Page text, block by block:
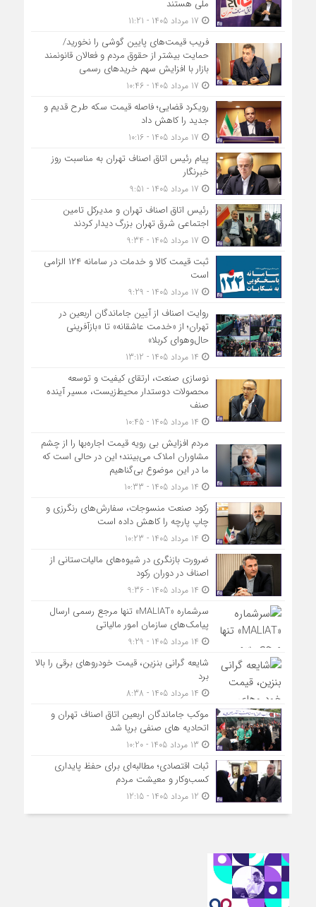
ملی هستند
فریب قیمت‌های پایین گوشی را نخورید/
حمایت بیشتر از حقوق مردم و فعالان قانونمند
بازار با افزایش سهم خریدهای رسمی
رویکرد قضایی؛ فاصله قیمت سکه طرح قدیم و
جدید را کاهش داد
پیام رئیس اتاق اصناف تهران به مناسبت روز
خبرنگار
رئیس اتاق اصناف تهران و مدیرکل تامین
اجتماعی شرق تهران بزرگ دیدار کردند
ثبت قیمت کالا و خدمات در سامانه ۱۲۴ الزامی
است
روایت اصناف از آیین جاماندگان اربعین در
تهران؛ از «خدمت عاشقانه» تا «بازآفرینی
حال‌وهوای کربلا»
نوسازی صنعت، ارتقای کیفیت و توسعه
محصولات دوستدار محیط‌زیست، مسیر آینده
صنف
مردم افزایش بی رویه قیمت اجاره‌بها را از چشم
مشاوران املاک می‌بینند؛ این در حالی است که
ما در این موضوع بی‌گناهیم
رکود صنعت منسوجات، سفارش‌های رنگرزی و
چاپ پارچه را کاهش داده است
ضرورت بازنگری در شیوه‌های مالیات‌ستانی از
اصناف در دوران رکود
سرشماره «MALIAT» تنها مرجع رسمی ارسال
پیامک‌های سازمان امور مالیاتی
شایعه گرانی بنزین، قیمت خودروهای برقی را بالا
برد
موکب جاماندگان اربعین اتاق اصناف تهران و
اتحادیه های صنفی برپا شد
ثبات اقتصادی؛ مطالبه‌ای برای حفظ پایداری
کسب‌وکار و معیشت مردم